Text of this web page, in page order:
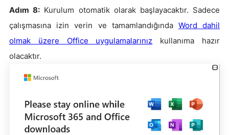
Adım 8: Kurulum otomatik olarak başlayacaktır. Sadece
çalışmasına izin verin ve tamamlandığında Word dahil
olmak üzere Office uygulamalarınız kullanıma hazır
olacaktır.